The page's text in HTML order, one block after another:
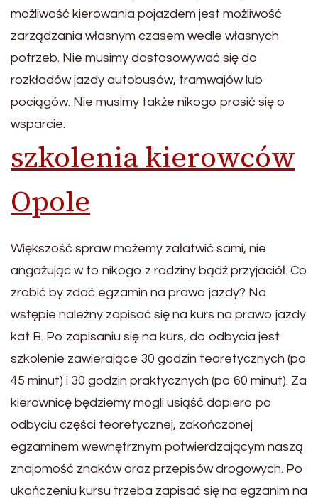
możliwość kierowania pojazdem jest możliwość
zarządzania własnym czasem wedle własnych
potrzeb. Nie musimy dostosowywać się do
rozkładów jazdy autobusów, tramwajów lub
pociągów. Nie musimy także nikogo prosić się o
wsparcie.
szkolenia kierowców
Opole
Większość spraw możemy załatwić sami, nie
angażując w to nikogo z rodziny bądź przyjaciół. Co
zrobić by zdać egzamin na prawo jazdy? Na
wstępie należny zapisać się na kurs na prawo jazdy
kat B. Po zapisaniu się na kurs, do odbycia jest
szkolenie zawierające 30 godzin teoretycznych (po
45 minut) i 30 godzin praktycznych (po 60 minut). Za
kierownicę będziemy mogli usiąść dopiero po
odbyciu części teoretycznej, zakończonej
egzaminem wewnętrznym potwierdzającym naszą
znajomość znaków oraz przepisów drogowych. Po
ukończeniu kursu trzeba zapisać się na egzanim na